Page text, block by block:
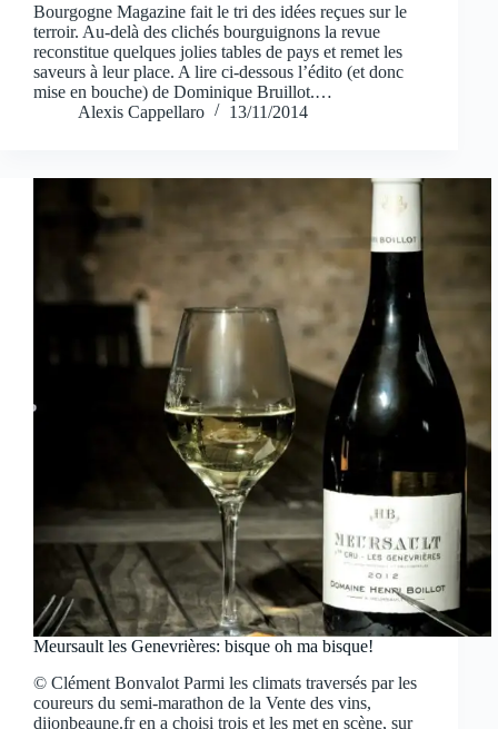
Bourgogne Magazine fait le tri des idées reçues sur le
terroir. Au-delà des clichés bourguignons la revue
reconstitue quelques jolies tables de pays et remet les
saveurs à leur place. A lire ci-dessous l’édito (et donc
mise en bouche) de Dominique Bruillot.…
Alexis Cappellaro
13/11/2014
Meursault les Genevrières: bisque oh ma bisque!
© Clément Bonvalot Parmi les climats traversés par les
coureurs du semi-marathon de la Vente des vins,
dijonbeaune.fr en a choisi trois et les met en scène, sur